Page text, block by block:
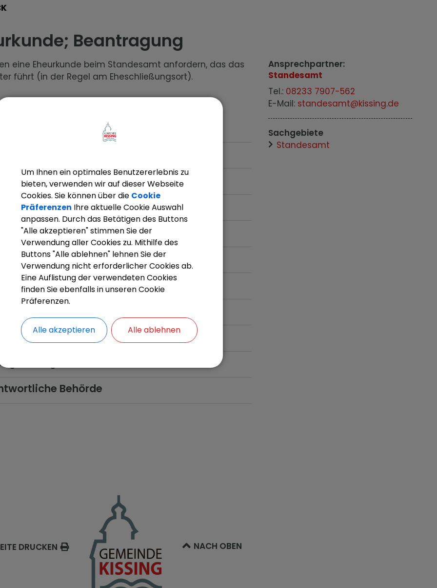
Beantragung
eine Eheurkunde beim Standesamt anfordern, das das
führt (in der Regel am Eheschließungsort).
Unterlagen
Verfahren
Links
Behörde
Ansprechpartner:
Standesamt
Tel.: 08233 7907-562
E-Mail: standesamt@kissing.de
Sachgebiete
Standesamt
DRUCKEN NACH OBEN
Um Ihnen ein optimales Benutzererlebnis zu
bieten, verwenden wir auf dieser Webseite
Cookies. Sie können über die Cookie
Präferenzen Ihre aktuelle Cookie Auswahl
anpassen. Durch das Betätigen des Buttons
"Alle akzeptieren" stimmen Sie der
Verwendung aller Cookies zu. Mithilfe des
Buttons "Alle ablehnen" lehnen Sie der
Verwendung nicht erforderlicher Cookies ab.
Eine Auflistung der verwendeten Cookies
finden Sie ebenfalls in unseren Cookie
Präferenzen.
Alle akzeptieren Alle ablehnen